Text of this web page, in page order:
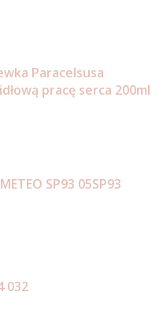
Paracelsusa
pracę serca 200ml
SP93 05SP93
032